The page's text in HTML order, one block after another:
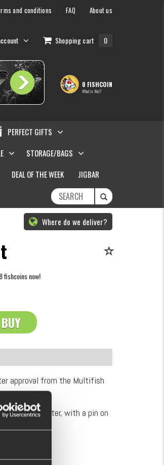
and conditions FAQ About us
Shopping cart 0
0 FISHCOIN
What is this?
PERFECT GIFTS
STORAGE/BAGS
DEAL OF THE WEEK
JIGBAR
Where do we deliver?
fishcoins now!
BUY
OK
approval from the Multifish
in diameter, with a pin on